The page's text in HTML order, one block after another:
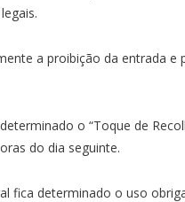
a proibição da entrada
o “Toque de
do dia seguinte.
fica determinado o uso